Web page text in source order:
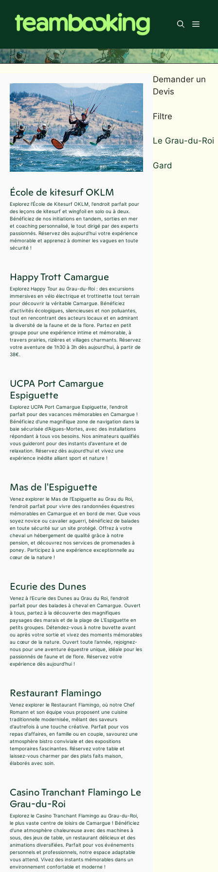
contenu
Menu
École de kitesurf OKLM
Explorez l'École de Kitesurf OKLM, l'endroit parfait pour
des leçons de kitesurf et wingfoil en solo ou à deux.
Bénéficiez de nos initiations en tandem, sorties en mer
et coaching personnalisé, le tout dirigé par des experts
passionnés. Réservez dès aujourd'hui votre expérience
mémorable et apprenez à dominer les vagues en toute
sécurité !
Happy Trott Camargue
Explorez Happy Tour au Grau-du-Roi : des excursions
immersives en vélo électrique et trottinette tout terrain
pour découvrir la véritable Camargue. Bénéficiez
d'activités écologiques, silencieuses et non polluantes,
tout en rencontrant des acteurs locaux et en admirant
la diversité de la faune et de la flore. Partez en petit
groupe pour une expérience intime et mémorable, à
travers prairies, rizières et villages charmants. Réservez
votre aventure de 1h30 à 3h dès aujourd'hui, à partir de
38€.
UCPA Port Camargue
Espiguette
Explorez UCPA Port Camargue Espiguette, l'endroit
parfait pour des vacances mémorables en Camargue !
Bénéficiez d'une magnifique zone de navigation dans la
baie sécurisée d'Aigues-Mortes, avec des installations
répondant à tous vos besoins. Nos animateurs qualifiés
vous guideront pour des instants d'aventure et de
relaxation. Réservez dès aujourd'hui et vivez une
expérience inédite alliant sport et nature !
Mas de l'Espiguette
Venez explorer le Mas de l'Espiguette au Grau du Roi,
l'endroit parfait pour vivre des randonnées équestres
mémorables en Camargue et en bord de mer. Que vous
soyez novice ou cavalier aguerri, bénéficiez de balades
en toute sécurité sur un site protégé. Offrez à votre
cheval un hébergement de qualité grâce à notre
pension, et découvrez nos services de promenades à
poney. Participez à une expérience exceptionnelle au
cœur de la nature !
Ecurie des Dunes
Venez à l'Ecurie des Dunes au Grau du Roi, l'endroit
parfait pour des balades à cheval en Camargue. Ouvert
à tous, partez à la découverte des magnifiques
paysages des marais et de la plage de L'Espiguette en
petits groupes. Détendez-vous à notre buvette avant
ou après votre sortie et vivez des moments mémorables
au cœur de la nature. Ouvert toute l'année, rejoignez-
nous pour une aventure équestre unique, idéale pour les
passionnés de faune et de flore. Réservez votre
expérience dès aujourd'hui !
Restaurant Flamingo
Venez explorer le Restaurant Flamingo, où notre Chef
Romann et son équipe vous proposent une cuisine
traditionnelle modernisée, mêlant des saveurs
d'autrefois à une touche créative. Parfait pour vos
repas d'affaires, en famille ou en couple, savourez une
atmosphère bistro conviviale et des expositions
temporaires fascinantes. Réservez votre table et
laissez-vous charmer par des plats faits maison,
élaborés avec soin.
Casino Tranchant Flamingo Le
Grau-du-Roi
Explorez le Casino Tranchant Flamingo au Grau-du-Roi,
le plus vaste centre de loisirs de Camargue ! Bénéficiez
d'une atmosphère chaleureuse avec des machines à
sous, des jeux de table, un restaurant délicieux et des
animations diversifiées. Parfait pour vos événements
personnels et professionnels, notre espace adaptable
vous attend. Vivez des instants mémorables dans un
environnement confortable et moderne !
Demander un
Devis
Filtre
Le Grau-du-Roi
Gard